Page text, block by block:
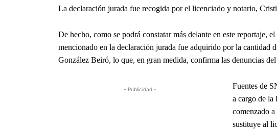
La declaración jurada fue recogida por el licenciado y notario,
De hecho, como se podrá constatar más delante en este reportaje,
mencionado en la declaración jurada fue adquirido por la cantidad
González Beiró, lo que, en gran medida, confirma las denuncias
- Publicidad -
Fuentes de
a cargo de la
comenzado
sustituye al